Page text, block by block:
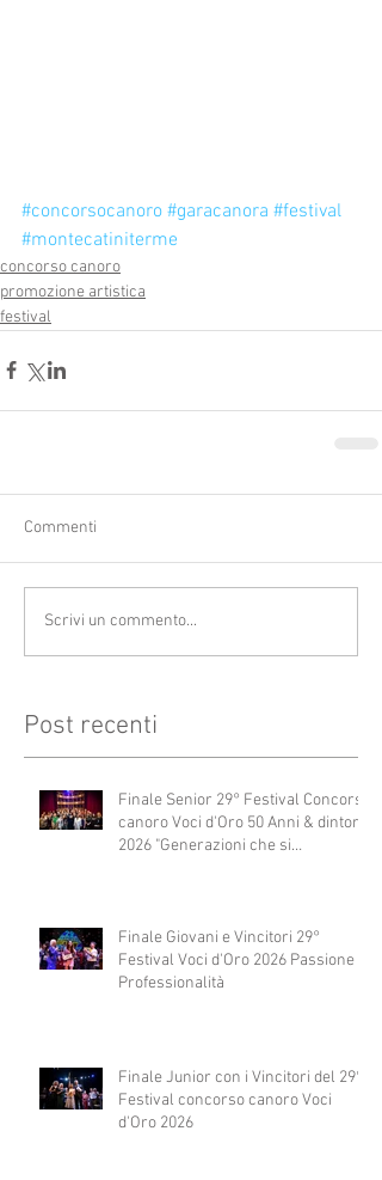
#concorsocanoro #garacanora #festival
#montecatiniterme
concorso canoro
promozione artistica
festival
Commenti
Scrivi un commento...
Post recenti
Finale Senior 29° Festival Concorso
canoro Voci d'Oro 50 Anni & dintorni
2026 "Generazioni che si
Finale Giovani e Vincitori 29°
Festival Voci d'Oro 2026 Passione e
Professionalità
Finale Junior con i Vincitori del 29°
Festival concorso canoro Voci
d'Oro 2026